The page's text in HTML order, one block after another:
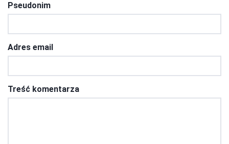
Pseudonim
Adres email
Treść komentarza